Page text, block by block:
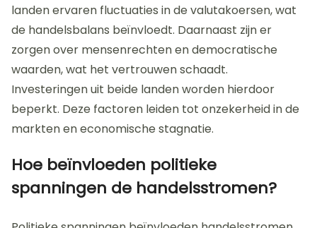
landen ervaren fluctuaties in de valutakoersen, wat
de handelsbalans beïnvloedt. Daarnaast zijn er
zorgen over mensenrechten en democratische
waarden, wat het vertrouwen schaadt.
Investeringen uit beide landen worden hierdoor
beperkt. Deze factoren leiden tot onzekerheid in de
markten en economische stagnatie.
Hoe beïnvloeden politieke
spanningen de handelsstromen?